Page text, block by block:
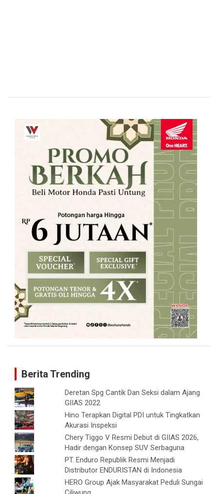
Berita Trending
Deretan Spg Cantik Dan Seksi dalam Ajang
GIIAS 2022
Hino Terapkan Digital PDI untuk Tingkatkan
Akurasi Inspeksi
Chery Tiggo V Resmi Debut di GIIAS 2026,
Hadir dengan Konsep SUV Serbaguna
PT. Enduro Republik Resmi Menjadi
Distributor ENDURISTAN di Indonesia
HERO Group Ajak Masyarakat Peduli Sungai